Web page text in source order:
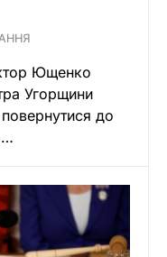
Ющенко
Угорщини
до